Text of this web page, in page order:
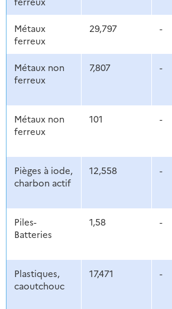
Métaux
ferreux
29,797 -
Métaux non
ferreux
7,807 -
Métaux non
ferreux
101 -
Pièges à iode,
charbon actif
12,558 -
Piles-
Batteries
1,58 -
Plastiques,
caoutchouc
17,471 -